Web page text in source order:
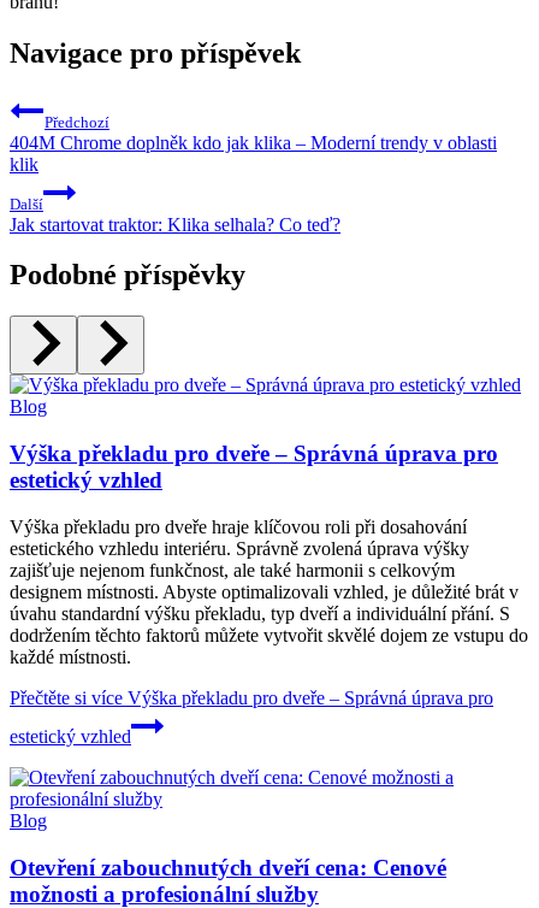
Navigace pro příspěvek
Předchozí
404M Chrome doplněk kdo jak klika – Moderní trendy v oblasti
klik
Další
Jak startovat traktor: Klika selhala? Co teď?
Podobné příspěvky
Blog
Výška překladu pro dveře – Správná úprava pro
estetický vzhled
Výška překladu pro dveře hraje klíčovou roli při dosahování
estetického vzhledu interiéru. Správně zvolená úprava výšky
zajišťuje nejenom funkčnost, ale také harmonii s celkovým
designem místnosti. Abyste optimalizovali vzhled, je důležité brát v
úvahu standardní výšku překladu, typ dveří a individuální přání. S
dodržením těchto faktorů můžete vytvořit skvělé dojem ze vstupu do
každé místnosti.
Přečtěte si více Výška překladu pro dveře – Správná úprava pro
estetický vzhled
Blog
Otevření zabouchnutých dveří cena: Cenové
možnosti a profesionální služby